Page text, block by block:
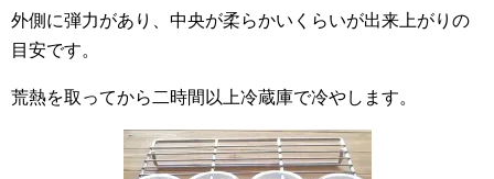
外側に弾力があり、中央が柔らかいくらいが出来上がりの
目安です。
荒熱を取ってから二時間以上冷蔵庫で冷やします。